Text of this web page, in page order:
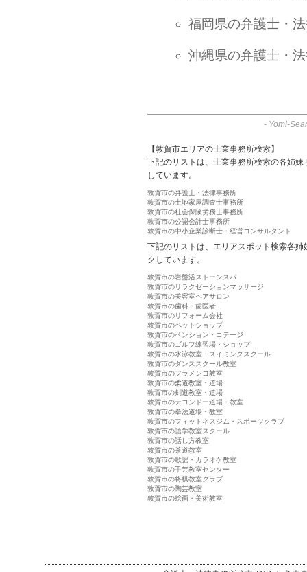
福岡県の弁護士・
沖縄県の弁護士・
- Yomi-
【敦賀市エリアの士業事務所検索】
下記のリストは、士業事務所検索の各姉
しています。
敦賀市の弁護士・法律事務所
敦賀市の土地家屋調査士事務所
敦賀市の社会保険労務士事務所
敦賀市の公認会計士事務所
敦賀市の中小企業診断士・経営コンサルタント
下記のリストは、エリアスポット検索各
クしています。
敦賀市の岩盤浴ストーンスパ
敦賀市のリラクゼーションマッサージ
敦賀市の美容室ヘアサロン
敦賀市の歯科・歯医者
敦賀市のリフォーム会社
敦賀市のペットショップ
敦賀市のペンション・コテージ
敦賀市のゴルフ練習場・ショップ
敦賀市の水泳教室・スイミングスクール
敦賀市のダンススクール教室
敦賀市のフラメンコ教室
敦賀市の柔道教室・道場
敦賀市の剣道教室・道場
敦賀市のテコンドー道場・教室
敦賀市の拳法道場・教室
敦賀市のフィットネスジム・スポーツクラブ
敦賀市の語学教室スクール
敦賀市の話し方教室
敦賀市の茶道教室
敦賀市の歌謡・カラオケ教室
敦賀市の手芸教室センター
敦賀市の将棋教室クラブ
敦賀市の陶芸教室
敦賀市の絵画・美術教室